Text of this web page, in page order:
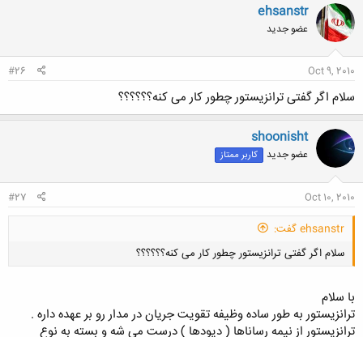
ehsanstr
عضو جدید
Oct 9, 2010
#26
سلام اگر گفتی ترانزیستور چطور کار می کنه؟؟؟؟؟؟
shoonisht
عضو جدید کاربر ممتاز
Oct 10, 2010
#27
ehsanstr گفت:
سلام اگر گفتی ترانزیستور چطور کار می کنه؟؟؟؟؟؟
با سلام
ترانزیستور به طور ساده وظیفه تقویت جریان در مدار رو بر عهده داره .
ترانزیستور از نیمه رساناها ( دیودها ) درست می شه و بسته به نوع